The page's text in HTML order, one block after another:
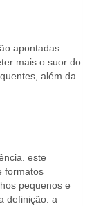
apontadas
mais o suor do
além da
este
formatos
pequenos e
definição. a